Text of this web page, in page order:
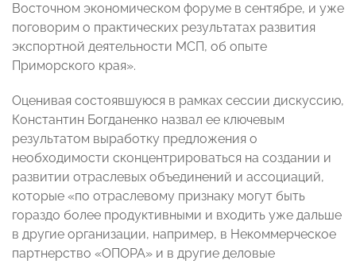
Восточном экономическом форуме в сентябре, и уже
поговорим о практических результатах развития
экспортной деятельности МСП, об опыте
Приморского края».
Оценивая состоявшуюся в рамках сессии дискуссию,
Константин Богданенко назвал ее ключевым
результатом выработку предложения о
необходимости сконцентрироваться на создании и
развитии отраслевых объединений и ассоциаций,
которые «по отраслевому признаку могут быть
гораздо более продуктивными и входить уже дальше
в другие организации, например, в Некоммерческое
партнерство «ОПОРА» и в другие деловые